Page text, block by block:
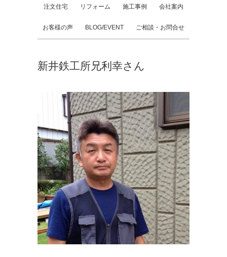
注文住宅 リフォーム 施工事例 会社案内
お客様の声 BLOG/EVENT ご相談・お問合せ
新井鉄工所兄利幸さん